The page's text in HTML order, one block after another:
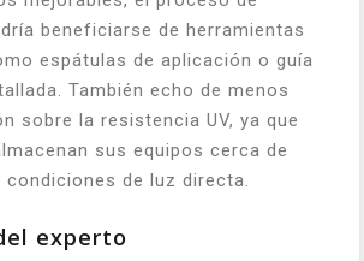
beneficiarse de herramientas
espátulas de aplicación o guía
También echo de menos
sobre la resistencia UV, ya que
sus equipos cerca de
condiciones de luz directa.
experto